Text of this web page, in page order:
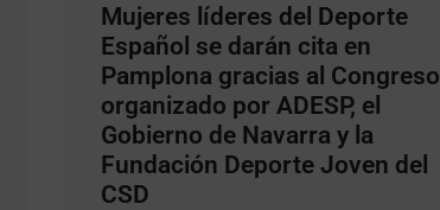
Mujeres líderes del Deporte
Español se darán cita en
Pamplona gracias al Congreso
organizado por ADESP, el
Gobierno de Navarra y la
Fundación Deporte Joven del
CSD